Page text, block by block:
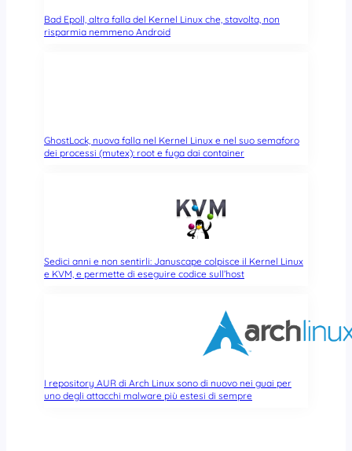
Bad Epoll, altra falla del Kernel Linux che, stavolta, non
risparmia nemmeno Android
GhostLock, nuova falla nel Kernel Linux e nel suo semaforo
dei processi (mutex): root e fuga dai container
Sedici anni e non sentirli: Januscape colpisce il Kernel Linux
e KVM, e permette di eseguire codice sull’host
I repository AUR di Arch Linux sono di nuovo nei guai per
uno degli attacchi malware più estesi di sempre